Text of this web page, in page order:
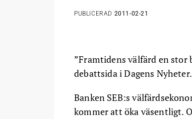
PUBLICERAD 2011-02-21
”Framtidens välfärd en stor
debattsida i Dagens Nyheter.
Banken SEB:s
kommer att öka väsentligt.